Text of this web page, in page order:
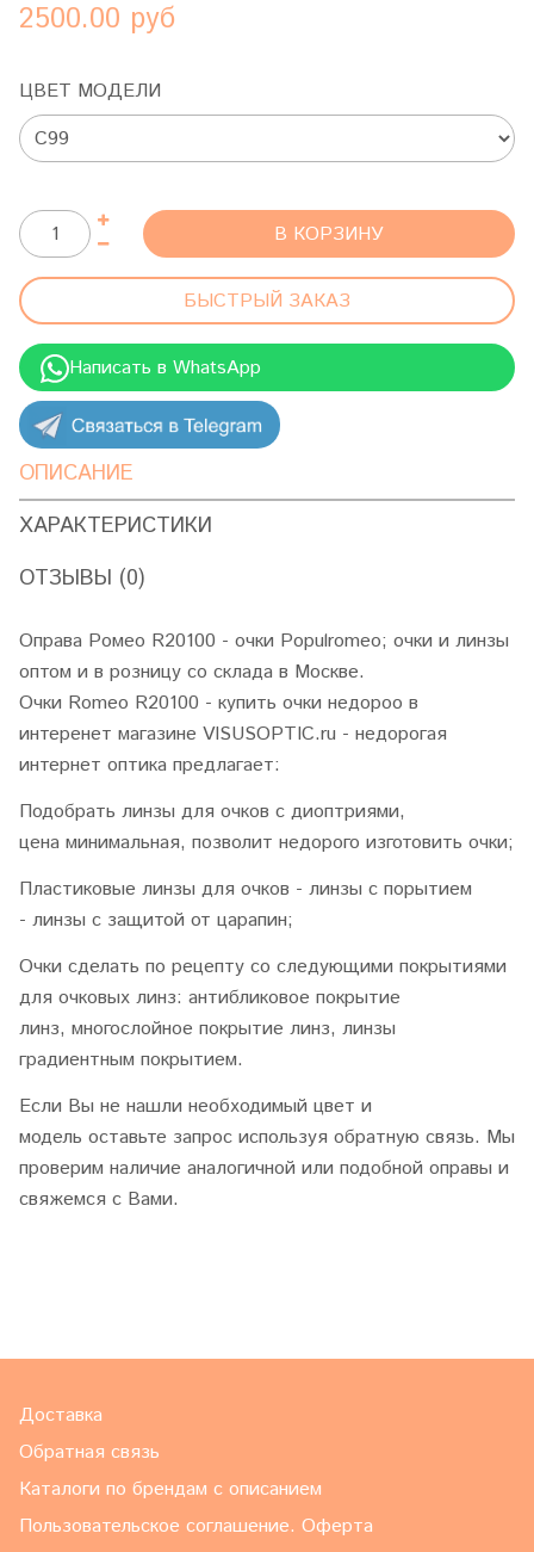
2500.00 руб
ЦВЕТ МОДЕЛИ
В КОРЗИНУ
БЫСТРЫЙ ЗАКАЗ
Написать в WhatsApp
ОПИСАНИЕ
ХАРАКТЕРИСТИКИ
ОТЗЫВЫ (0)
Оправа Ромео R20100 - очки Populromeo; очки и линзы
оптом и в розницу со склада в Москве.
Очки Romeo R20100 - купить очки недороо в
интеренет магазине VISUSOPTIC.ru - недорогая
интернет оптика предлагает:
Подобрать линзы для очков с диоптриями,
цена минимальная, позволит недорого изготовить очки;
Пластиковые линзы для очков - линзы с порытием
- линзы с защитой от царапин;
Очки сделать по рецепту со следующими покрытиями
для очковых линз: антибликовое покрытие
линз, многослойное покрытие линз, линзы
градиентным покрытием.
Если Вы не нашли необходимый цвет и
модель оставьте запрос используя обратную связь. Мы
проверим наличие аналогичной или подобной оправы и
свяжемся с Вами.
Доставка
Обратная связь
Каталоги по брендам с описанием
Пользовательское соглашение. Оферта